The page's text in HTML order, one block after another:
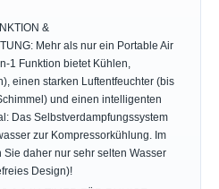
&
Mehr als nur ein Portable Air
1 Funktion bietet Kühlen,
einen starken Luftentfeuchter (bis
und einen intelligenten
Das Selbstverdampfungssystem
zur Kompressorkühlung. Im
Sie daher nur sehr selten Wasser
Design)!